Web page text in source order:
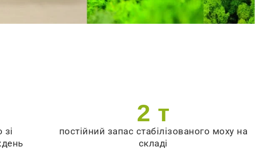
постійний запас стабілізованого моху на
складі
2 т